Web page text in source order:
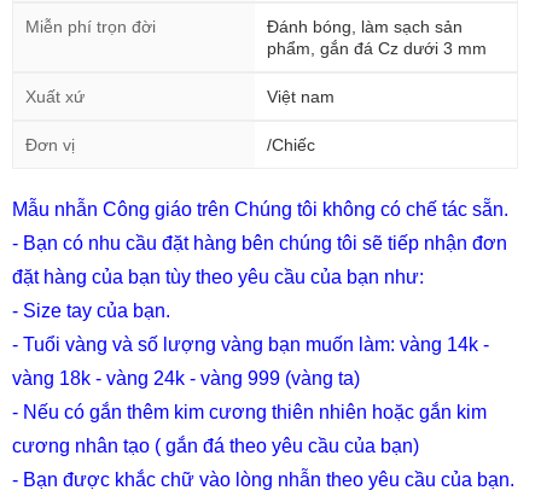
Miễn phí trọn đời
Đánh bóng, làm sạch sản
phẩm, gắn đá Cz dưới 3 mm
Xuất xứ Việt nam
Đơn vị /Chiếc
Mẫu nhẫn Công giáo trên Chúng tôi không có chế tác sẵn.
- Bạn có nhu cầu đặt hàng bên chúng tôi sẽ tiếp nhận đơn
đặt hàng của bạn tùy theo yêu cầu của bạn như:
- Size tay của bạn.
- Tuổi vàng và số lượng vàng bạn muốn làm: vàng 14k -
vàng 18k - vàng 24k - vàng 999 (vàng ta)
- Nếu có gắn thêm kim cương thiên nhiên hoặc gắn kim
cương nhân tạo ( gắn đá theo yêu cầu của bạn)
- Bạn được khắc chữ vào lòng nhẫn theo yêu cầu của bạn.